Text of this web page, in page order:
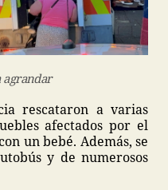
agrandar
rescataron a varias
afectados por el
un bebé. Además, se
y de numerosos